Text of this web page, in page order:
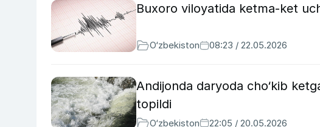
Buxoro viloyatida ketma-ket
O‘zbekiston 08:23 / 22.05.2026
Andijonda daryoda cho‘kib
topildi
O‘zbekiston 22:05 / 20.05.2026